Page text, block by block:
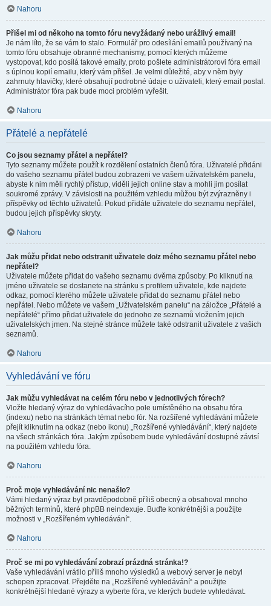
Nahoru
Přišel mi od někoho na tomto fóru nevyžádaný nebo urážlivý email!
Je nám líto, že se vám to stalo. Formulář pro odesílání emailů používaný na
tomto fóru obsahuje obranné mechanismy, pomocí kterých můžeme
vystopovat, kdo posílá takové emaily, proto pošlete administrátorovi fóra email
s úplnou kopií emailu, který vám přišel. Je velmi důležité, aby v něm byly
zahrnuty hlavičky, které obsahují podrobné údaje o uživateli, který email poslal.
Administrátor fóra pak bude moci problém vyřešit.
Nahoru
Přátelé a nepřátelé
Co jsou seznamy přátel a nepřátel?
Tyto seznamy můžete použít k rozdělení ostatních členů fóra. Uživatelé přidáni
do vašeho seznamu přátel budou zobrazeni ve vašem uživatelském panelu,
abyste k nim měli rychlý přístup, viděli jejich online stav a mohli jim posílat
soukromé zprávy. V závislosti na použitém vzhledu můžou být zvýrazněny i
příspěvky od těchto uživatelů. Pokud přidáte uživatele do seznamu nepřátel,
budou jejich příspěvky skryty.
Nahoru
Jak můžu přidat nebo odstranit uživatele do/z mého seznamu přátel nebo
nepřátel?
Uživatele můžete přidat do vašeho seznamu dvěma způsoby. Po kliknutí na
jméno uživatele se dostanete na stránku s profilem uživatele, kde najdete
odkaz, pomocí kterého můžete uživatele přidat do seznamu přátel nebo
nepřátel. Nebo můžete ve vašem „Uživatelském panelu“ na záložce „Přátelé a
nepřátelé“ přímo přidat uživatele do jednoho ze seznamů vložením jejich
uživatelských jmen. Na stejné stránce můžete také odstranit uživatele z vašich
seznamů.
Nahoru
Vyhledávání ve fóru
Jak můžu vyhledávat na celém fóru nebo v jednotlivých fórech?
Vložte hledaný výraz do vyhledávacího pole umístěného na obsahu fóra
(indexu) nebo na stránkách témat nebo fór. Na rozšířené vyhledávání můžete
přejít kliknutím na odkaz (nebo ikonu) „Rozšířené vyhledávání“, který najdete
na všech stránkách fóra. Jakým způsobem bude vyhledávání dostupné závisí
na použitém vzhledu fóra.
Nahoru
Proč moje vyhledávání nic nenašlo?
Vámi hledaný výraz byl pravděpodobně příliš obecný a obsahoval mnoho
běžných termínů, které phpBB neindexuje. Buďte konkrétnější a použijte
možnosti v „Rozšířeném vyhledávání“.
Nahoru
Proč se mi po vyhledávání zobrazí prázdná stránka!?
Vaše vyhledávání vrátilo příliš mnoho výsledků a webový server je nebyl
schopen zpracovat. Přejděte na „Rozšířené vyhledávání“ a použijte
konkrétnější hledané výrazy a vyberte fóra, ve kterých budete vyhledávat.